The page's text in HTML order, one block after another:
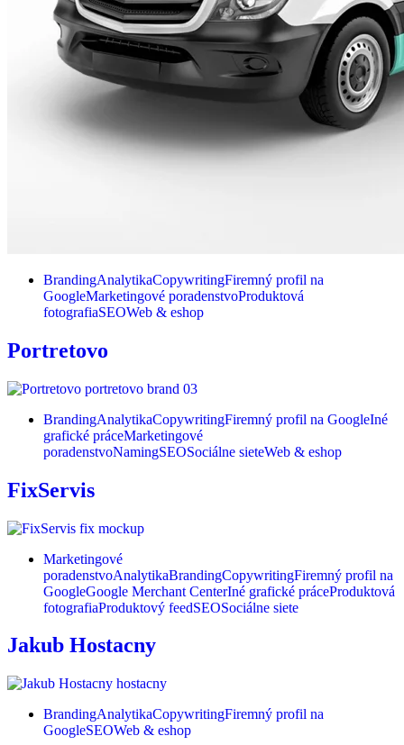
BrandingAnalytikaCopywritingFiremný profil na
GoogleMarketingové poradenstvoProduktová
fotografiaSEOWeb & eshop
Portretovo
BrandingAnalytikaCopywritingFiremný profil na GoogleIné
grafické práceMarketingové
poradenstvoNamingSEOSociálne sieteWeb & eshop
FixServis
Marketingové
poradenstvoAnalytikaBrandingCopywritingFiremný profil na
GoogleGoogle Merchant CenterIné grafické práceProduktová
fotografiaProduktový feedSEOSociálne siete
Jakub Hostacny
BrandingAnalytikaCopywritingFiremný profil na
GoogleSEOWeb & eshop